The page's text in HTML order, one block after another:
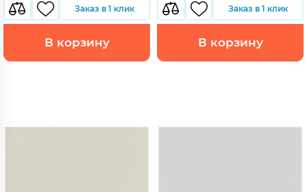
Заказ в 1 клик
В корзину
Заказ в 1 клик
В корзину